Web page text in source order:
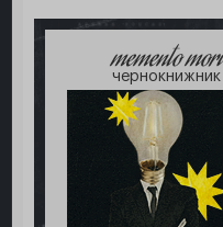
memento mori
чернокнижник